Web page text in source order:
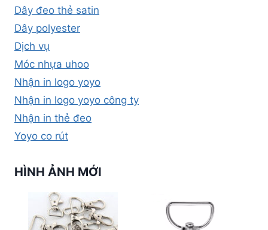
Dây đeo thẻ satin
Dây polyester
Dịch vụ
Móc nhựa uhoo
Nhận in logo yoyo
Nhận in logo yoyo công ty
Nhận in thẻ đeo
Yoyo co rút
HÌNH ẢNH MỚI